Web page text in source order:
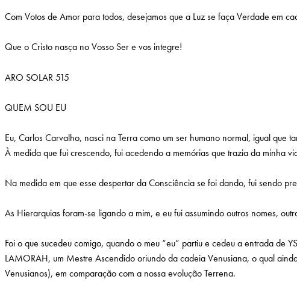
Com Votos de Amor para todos, desejamos que a Luz se faça Verdade em
Que o Cristo nasça no Vosso Ser e vos integre!
ARO SOLAR 515
QUEM SOU EU
Eu, Carlos Carvalho, nasci na Terra como um ser humano normal, igual que
À medida que fui crescendo, fui acedendo a memórias que trazia da minha
Na medida em que esse despertar da Consciência se foi dando, fui sendo
As Hierarquias foram-se ligando a mim, e eu fui assumindo outros nomes,
Foi o que sucedeu comigo, quando o meu “eu” partiu e cedeu a entrada
LAMORAH, um Mestre Ascendido oriundo da cadeia Venusiana, o qual
Venusianos), em comparação com a nossa evolução Terrena.